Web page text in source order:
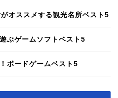
オススメする観光名所ベスト5
ぶゲームソフトベスト5
ボードゲームベスト5